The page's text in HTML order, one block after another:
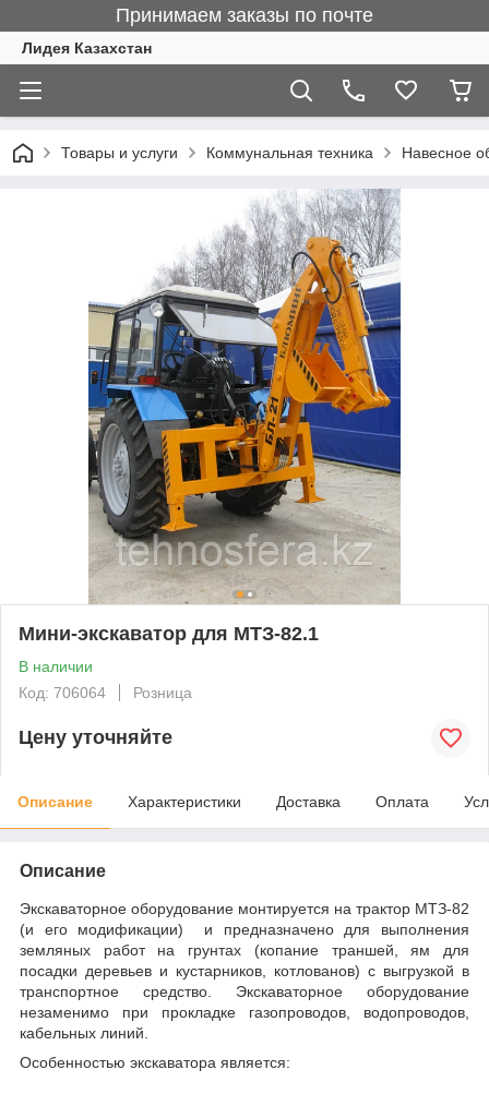
Принимаем заказы по почте
Лидея Казахстан
Товары и услуги Коммунальная техника Навесное
Мини-экскаватор для МТЗ-82.1
В наличии
Код: 706064
Розница
Цену уточняйте
Описание Характеристики Доставка Оплата
Описание
Экскаваторное оборудование монтируется на трактор МТЗ-82
(и его модификации) и предназначено для выполнения
земляных работ на грунтах (копание траншей, ям для
посадки деревьев и кустарников, котлованов) с выгрузкой в
транспортное средство. Экскаваторное оборудование
незаменимо при прокладке газопроводов, водопроводов,
кабельных линий.
Особенностью экскаватора является: